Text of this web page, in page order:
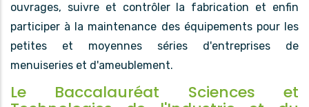
ouvrages, suivre et contrôler la fabrication et enfin
participer à la maintenance des équipements pour les
petites et moyennes séries d'entreprises de
menuiseries et d'ameublement.
Le Baccalauréat Sciences et